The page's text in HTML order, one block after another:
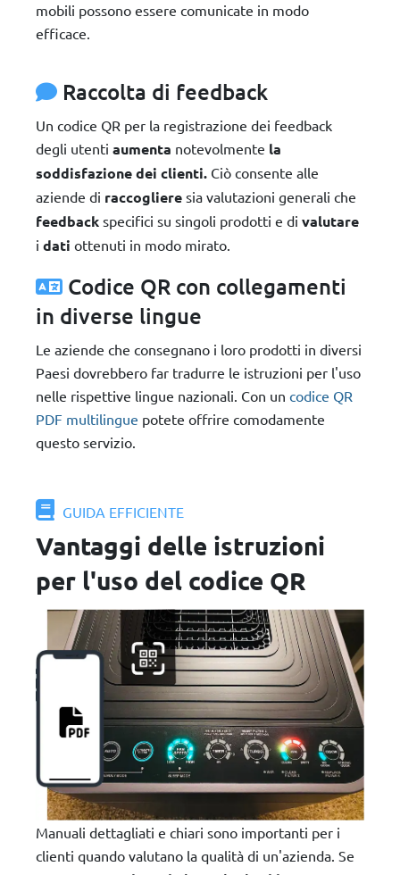
mobili possono essere comunicate in modo
efficace.
Codice QR con collegamenti
in diverse lingue
Le aziende che consegnano i loro prodotti in diversi
Paesi dovrebbero far tradurre le istruzioni per l'uso
nelle rispettive lingue nazionali. Con un codice QR
PDF multilingue potete offrire comodamente
questo servizio.
Raccolta di feedback
Un codice QR per la registrazione dei feedback
degli utenti aumenta notevolmente la
soddisfazione dei clienti. Ciò consente alle
aziende di raccogliere sia valutazioni generali che
feedback specifici su singoli prodotti e di valutare
i dati ottenuti in modo mirato.
GUIDA EFFICIENTE
Vantaggi delle istruzioni
per l'uso del codice QR
Manuali dettagliati e chiari sono importanti per i
clienti quando valutano la qualità di un'azienda. Se